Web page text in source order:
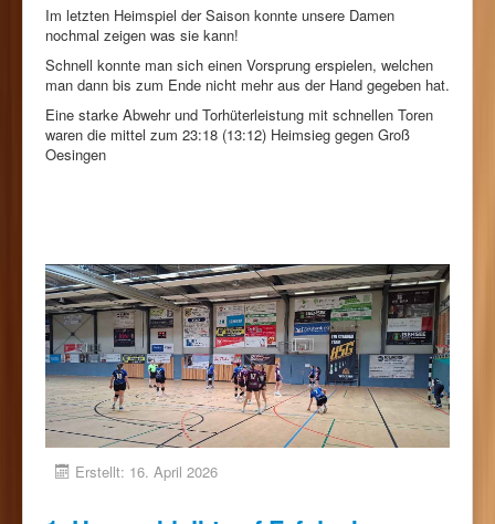
Förderkreis
Sponsoren
Im letzten Heimspiel der Saison konnte unsere Damen
nochmal zeigen was sie kann!
Schnell konnte man sich einen Vorsprung erspielen, welchen
man dann bis zum Ende nicht mehr aus der Hand gegeben hat.
Eine starke Abwehr und Torhüterleistung mit schnellen Toren
waren die mittel zum 23:18 (13:12) Heimsieg gegen Groß
Oesingen
Erstellt: 16. April 2026